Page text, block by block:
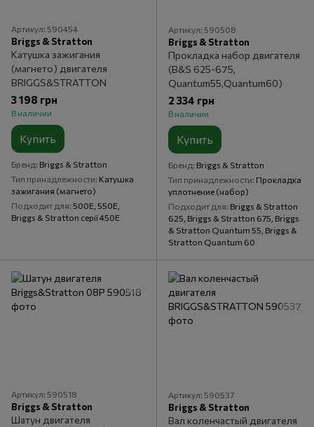
Артикул: 590454
Briggs & Stratton
Катушка зажигания
(магнето) двигателя
BRIGGS&STRATTON
3 198 грн
В наличии
Купить
Бренд Briggs & Stratton
Тип принадлежности Катушка
зажигания (магнето)
Подходит для 500E, 550E,
Briggs & Stratton серії 450E
Артикул: 590508
Briggs & Stratton
Прокладка набор двигателя
(B&S 625-675,
Quantum55,Quantum60)
2 334 грн
В наличии
Купить
Бренд Briggs & Stratton
Тип принадлежности Прокладка
уплотнение (набор)
Подходит для Briggs & Stratton
625, Briggs & Stratton 675, Briggs
& Stratton Quantum 55, Briggs &
Stratton Quantum 60
Артикул: 590518
Briggs & Stratton
Шатун двигателя
Артикул: 590537
Briggs & Stratton
Вал коленчастый двигателя